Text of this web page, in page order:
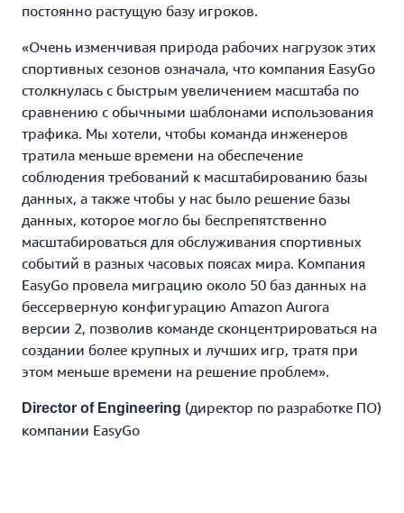
постоянно растущую базу игроков.
«Очень изменчивая природа рабочих нагрузок этих
спортивных сезонов означала, что компания EasyGo
столкнулась с быстрым увеличением масштаба по
сравнению с обычными шаблонами использования
трафика. Мы хотели, чтобы команда инженеров
тратила меньше времени на обеспечение
соблюдения требований к масштабированию базы
данных, а также чтобы у нас было решение базы
данных, которое могло бы беспрепятственно
масштабироваться для обслуживания спортивных
событий в разных часовых поясах мира. Компания
EasyGo провела миграцию около 50 баз данных на
бессерверную конфигурацию Amazon Aurora
версии 2, позволив команде сконцентрироваться на
создании более крупных и лучших игр, тратя при
этом меньше времени на решение проблем».
Director of Engineering (директор по разработке ПО)
компании EasyGo